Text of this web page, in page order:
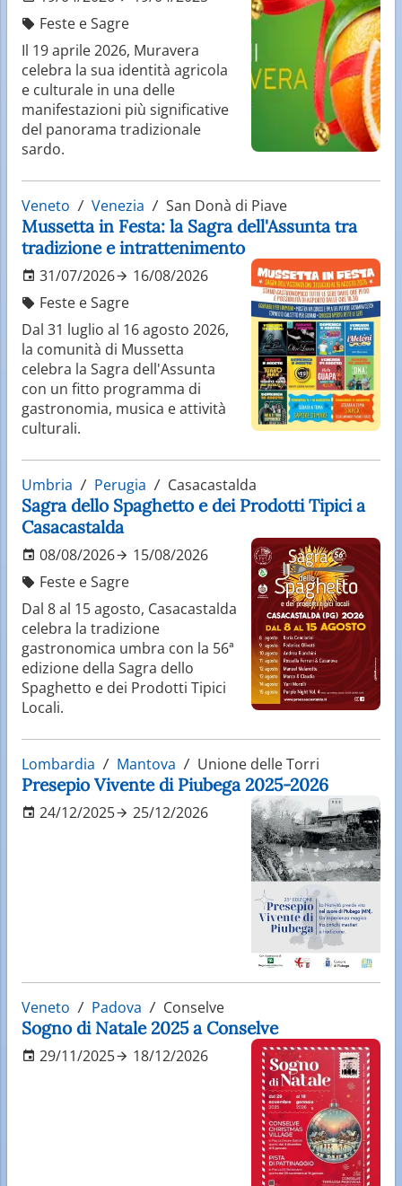
Feste e Sagre
Il 19 aprile 2026, Muravera
celebra la sua identità agricola
e culturale in una delle
manifestazioni più significative
del panorama tradizionale
sardo.
Veneto Venezia San Donà di Piave
Mussetta in Festa: la Sagra dell'Assunta tra
tradizione e intrattenimento
31/07/2026
16/08/2026
Feste e Sagre
Dal 31 luglio al 16 agosto 2026,
la comunità di Mussetta
celebra la Sagra dell'Assunta
con un fitto programma di
gastronomia, musica e attività
culturali.
Umbria Perugia Casacastalda
Sagra dello Spaghetto e dei Prodotti Tipici a
Casacastalda
08/08/2026
15/08/2026
Feste e Sagre
Dal 8 al 15 agosto, Casacastalda
celebra la tradizione
gastronomica umbra con la 56ª
edizione della Sagra dello
Spaghetto e dei Prodotti Tipici
Locali.
Lombardia Mantova Unione delle Torri
Presepio Vivente di Piubega 2025-2026
24/12/2025 25/12/2026
Veneto Padova Conselve
Sogno di Natale 2025 a Conselve
29/11/2025 18/12/2026